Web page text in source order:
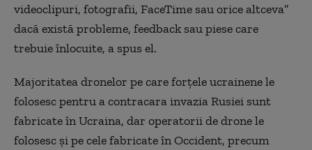
videoclipuri, fotografii, FaceTime sau orice altceva”
dacă există probleme, feedback sau piese care
trebuie înlocuite, a spus el.
Majoritatea dronelor pe care forțele ucrainene le
folosesc pentru a contracara invazia Rusiei sunt
fabricate în Ucraina, dar operatorii de drone le
folosesc și pe cele fabricate în Occident, precum